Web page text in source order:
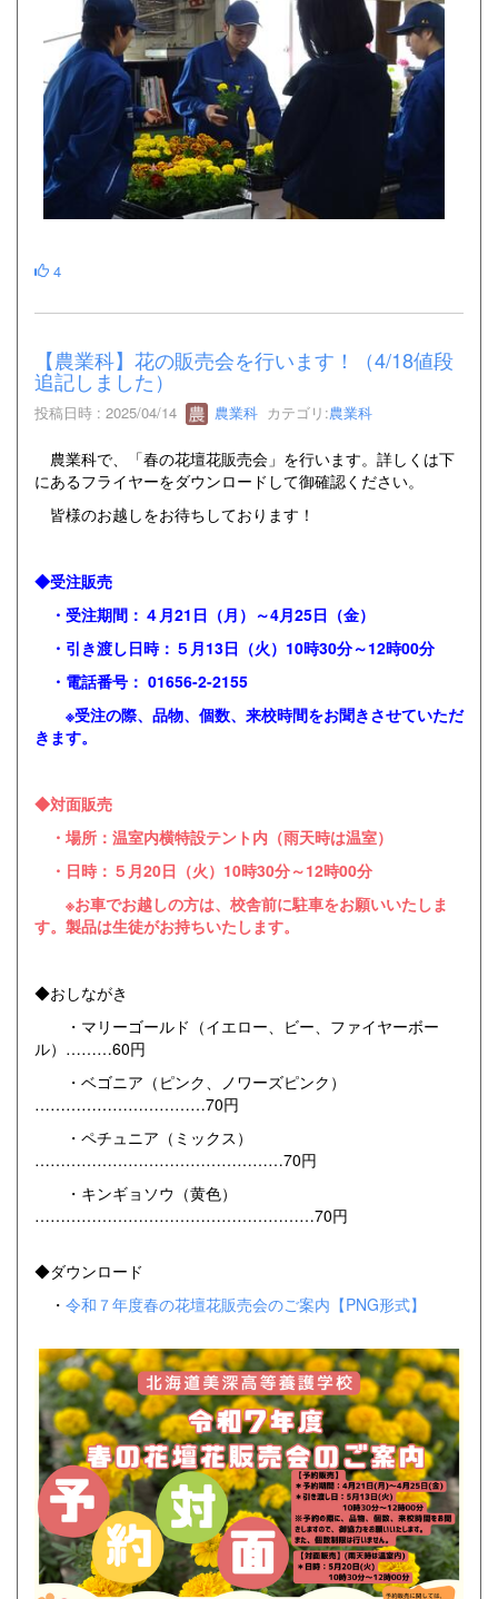
4
【農業科】花の販売会を行います！（4/18値段
追記しました）
投稿日時 : 2025/04/14 農業科 カテゴリ:農業科
農業科で、「春の花壇花販売会」を行います。詳しくは下
にあるフライヤーをダウンロードして御確認ください。
皆様のお越しをお待ちしております！
◆受注販売
・受注期間：４月21日（月）～4月25日（金）
・引き渡し日時：５月13日（火）10時30分～12時00分
・電話番号： 01656-2-2155
※受注の際、品物、個数、来校時間をお聞きさせていただ
きます。
◆対面販売
・場所：温室内横特設テント内（雨天時は温室）
・日時：５月20日（火）10時30分～12時00分
※お車でお越しの方は、校舎前に駐車をお願いいたしま
す。製品は生徒がお持ちいたします。
◆おしながき
・マリーゴールド（イエロー、ビー、ファイヤーボー
ル）………60円
・ベゴニア（ピンク、ノワーズピンク）
……………………………70円
・ペチュニア（ミックス）
…………………………………………70円
・キンギョソウ（黄色）
………………………………………………70円
◆ダウンロード
・ 令和７年度春の花壇花販売会のご案内【PNG形式】